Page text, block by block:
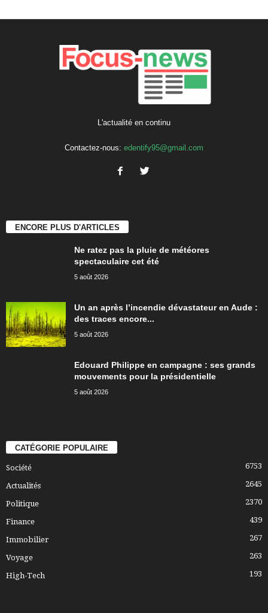
L'actualité en continu
Contactez-nous: edentify95@gmail.com
ENCORE PLUS D'ARTICLES
Ne ratez pas la pluie de météores
spectaculaire cet été
5 août 2026
Un an après l’incendie dévastateur en Aude :
des traces encore...
5 août 2026
Edouard Philippe en campagne : ses grands
mouvements pour la présidentielle
5 août 2026
CATÉGORIE POPULAIRE
Société 6753
Actualités 2645
Politique 2370
Finance 439
Immobilier 267
Voyage 263
High-Tech 193